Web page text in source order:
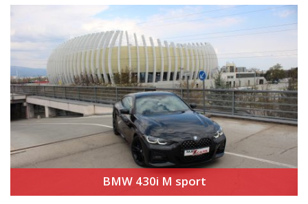
BMW 430i M sport